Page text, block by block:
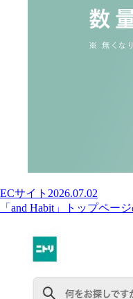
ECサイト 2026.07.02
「and Habit」トップペー